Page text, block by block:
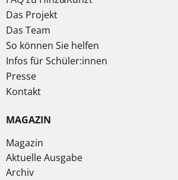
Das Projekt
Das Team
So können Sie helfen
Infos für Schüler:innen
Presse
Kontakt
MAGAZIN
Magazin
Aktuelle Ausgabe
Archiv